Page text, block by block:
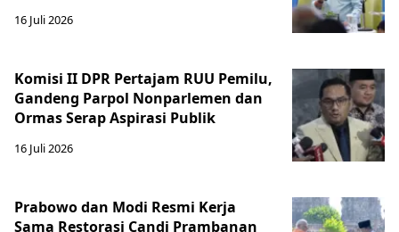
16 Juli 2026
Komisi II DPR Pertajam RUU Pemilu,
Gandeng Parpol Nonparlemen dan
Ormas Serap Aspirasi Publik
16 Juli 2026
Prabowo dan Modi Resmi Kerja
Sama Restorasi Candi Prambanan